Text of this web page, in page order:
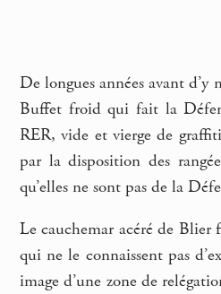
De longues années avant d’y
Buffet froid qui fait la
RER, vide et vierge de
par la disposition des
qu’elles ne sont pas de la
Le cauchemar acéré de
qui ne le connaissent pas
image d’une zone de